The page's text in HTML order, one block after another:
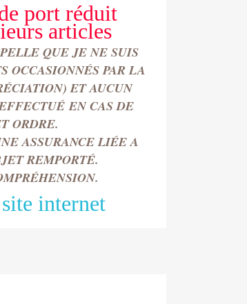
port réduit
articles
QUE JE NE SUIS
OCCASIONNÉS PAR LA
ET AUCUN
É EN CAS DE
ORDRE.
ASSURANCE LIÉE A
REMPORTÉ.
site internet